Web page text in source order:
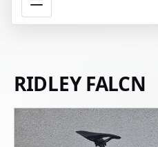
Menü
RIDLEY FALCN